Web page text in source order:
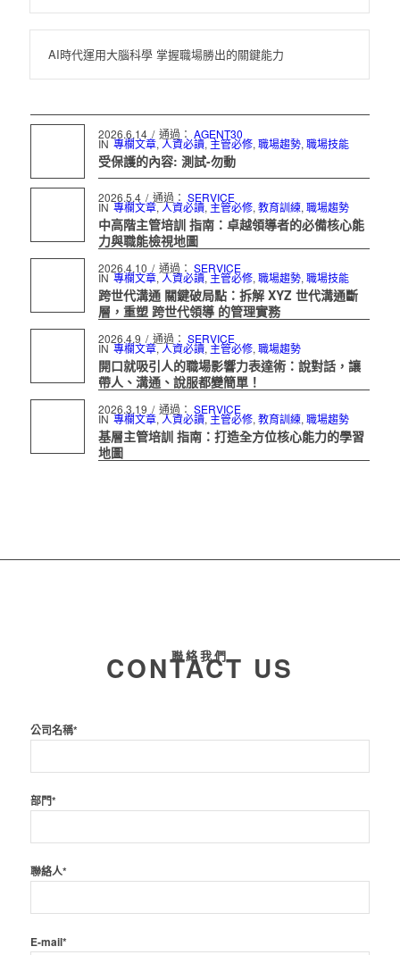
AI時代運用大腦科學 掌握職場勝出的關鍵能力
2026.6.14 / 通過： AGENT30
IN 專欄文章,人資必讀,主管必修, 職場趨勢, 職場技能
受保護的內容: 測試-勿動
2026.5.4 / 通過： SERVICE
IN 專欄文章,人資必讀,主管必修, 教育訓練, 職場趨勢
中高階主管培訓 指南：卓越領導者的必備核心能
力與職能檢視地圖
2026.4.10 / 通過： SERVICE
IN 專欄文章,人資必讀,主管必修, 職場趨勢, 職場技能
跨世代溝通 關鍵破局點：拆解 XYZ 世代溝通斷
層，重塑 跨世代領導 的管理實務
2026.4.9 / 通過： SERVICE
IN 專欄文章,人資必讀,主管必修, 職場趨勢
開口就吸引人的職場影響力表達術：說對話，讓
帶人、溝通、說服都變簡單！
2026.3.19 / 通過： SERVICE
IN 專欄文章,人資必讀,主管必修, 教育訓練, 職場趨勢
基層主管培訓 指南：打造全方位核心能力的學習
地圖
聯絡我們
CONTACT US
公司名稱*
部門*
聯絡人*
E-mail*